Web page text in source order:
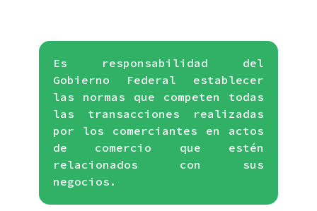
Es responsabilidad del
Gobierno Federal establecer
las normas que competen todas
las transacciones realizadas
por los comerciantes en actos
de comercio que estén
relacionados con sus
negocios.